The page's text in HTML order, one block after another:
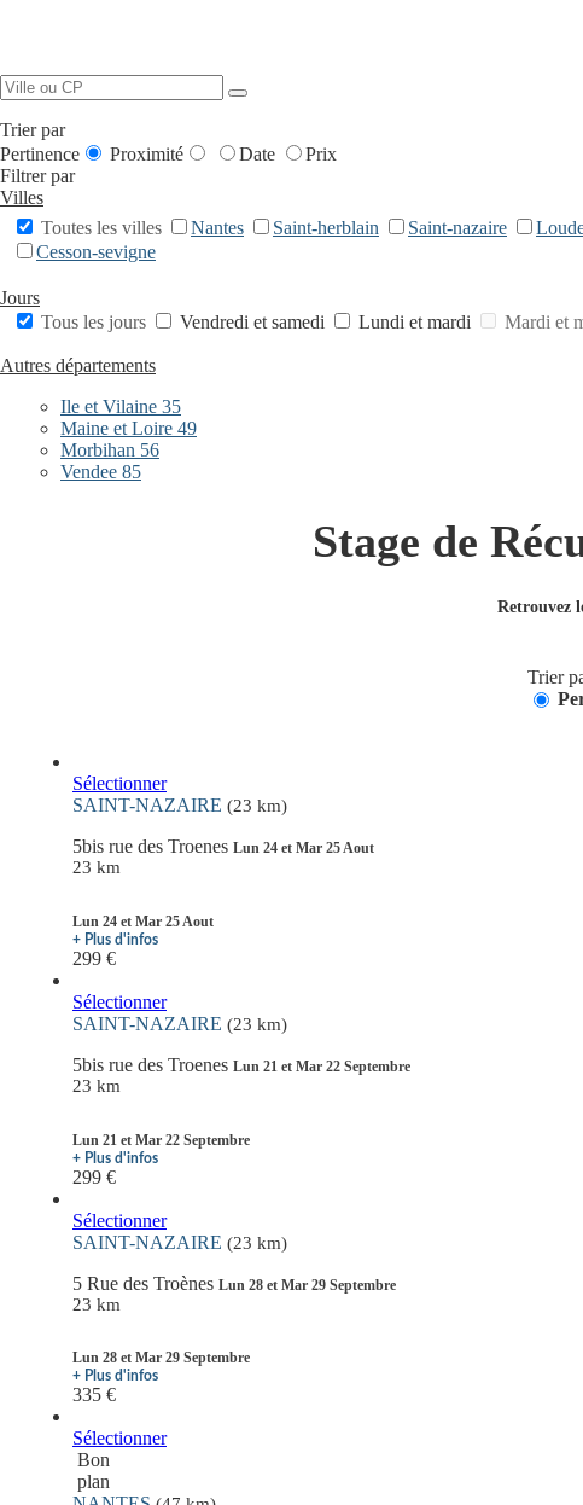
Trier par
Pertinence
Proximité Date
Prix
Filtrer par
Villes
Toutes les villes
Nantes Saint-herblain Saint-nazaire
Cesson-sevigne
Jours
Tous les jours
Vendredi et samedi Lundi et mardi Mardi et
Autres départements
Ile et Vilaine 35
Maine et Loire 49
Morbihan 56
Vendee 85
Stage de
Retrouvez
Trier
Sélectionner
SAINT-NAZAIRE (23 km)
5bis rue des Troenes Lun 24 et Mar 25 Aout
23 km
Lun 24 et Mar 25 Aout
+ Plus d'infos
299 €
Sélectionner
SAINT-NAZAIRE (23 km)
5bis rue des Troenes Lun 21 et Mar 22 Septembre
23 km
Lun 21 et Mar 22 Septembre
+ Plus d'infos
299 €
Sélectionner
SAINT-NAZAIRE (23 km)
5 Rue des Troènes Lun 28 et Mar 29 Septembre
23 km
Lun 28 et Mar 29 Septembre
+ Plus d'infos
335 €
Sélectionner
Bon
plan